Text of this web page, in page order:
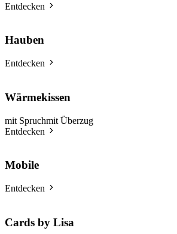
Entdecken
Hauben
Entdecken
Wärmekissen
mit Spruchmit Überzug
Entdecken
Mobile
Entdecken
Cards by Lisa